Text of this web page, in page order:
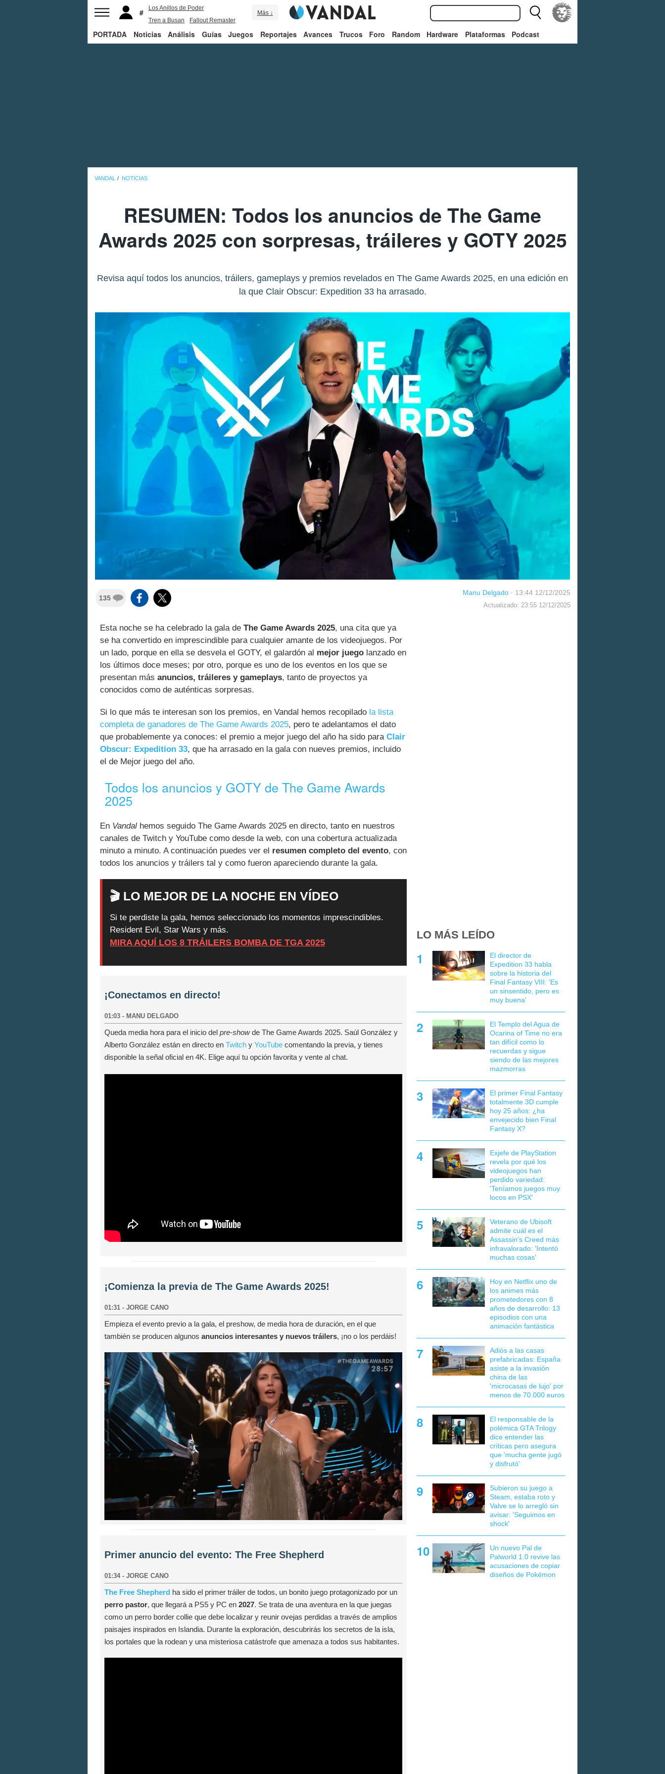
Los Anillos de Poder
Tren a Busan
Fallout Remaster
Juego de Tronos
Más ↓
PORTADA Noticias Análisis Guías Juegos Reportajes Avances Trucos Foro Random Hardware Plataformas Podcast
VANDAL NOTICIAS
RESUMEN: Todos los anuncios de The Game
Awards 2025 con sorpresas, tráileres y GOTY 2025
Revisa aquí todos los anuncios, tráilers, gameplays y premios revelados en The Game Awards 2025, en una edición en
la que Clair Obscur: Expedition 33 ha arrasado.
135
Manu Delgado · 13:44 12/12/2025
Actualizado: 23:55 12/12/2025
Esta noche se ha celebrado la gala de The Game Awards 2025, una cita que ya
se ha convertido en imprescindible para cualquier amante de los videojuegos. Por
un lado, porque en ella se desvela el GOTY, el galardón al mejor juego lanzado en
los últimos doce meses; por otro, porque es uno de los eventos en los que se
presentan más anuncios, tráileres y gameplays, tanto de proyectos ya
conocidos como de auténticas sorpresas.
Si lo que más te interesan son los premios, en Vandal hemos recopilado la lista
completa de ganadores de The Game Awards 2025, pero te adelantamos el dato
que probablemente ya conoces: el premio a mejor juego del año ha sido para Clair
Obscur: Expedition 33, que ha arrasado en la gala con nueves premios, incluido
el de Mejor juego del año.
Todos los anuncios y GOTY de The Game Awards
2025
En Vandal hemos seguido The Game Awards 2025 en directo, tanto en nuestros
canales de Twitch y YouTube como desde la web, con una cobertura actualizada
minuto a minuto. A continuación puedes ver el resumen completo del evento, con
todos los anuncios y tráilers tal y como fueron apareciendo durante la gala.
🎬 LO MEJOR DE LA NOCHE EN VÍDEO
Si te perdiste la gala, hemos seleccionado los momentos imprescindibles.
Resident Evil, Star Wars y más.
MIRA AQUÍ LOS 8 TRÁILERS BOMBA DE TGA 2025
¡Conectamos en directo!
01:03 - MANU DELGADO
Queda media hora para el inicio del pre-showde The Game Awards 2025. Saúl González y
Alberto González están en directo en Twitch y YouTube comentando la previa, y tienes
disponible la señal oficial en 4K. Elige aquí tu opción favorita y vente al chat.
¡Comienza la previa de The Game Awards 2025!
01:31 - JORGE CANO
Empieza el evento previo a la gala, el preshow, de media hora de duración, en el que
también se producen algunos anuncios interesantes y nuevos tráilers, ¡no o los perdáis!
Primer anuncio del evento: The Free Shepherd
01:34 - JORGE CANO
The Free Shepherd ha sido el primer tráiler de todos, un bonito juego protagonizado por un
perro pastor, que llegará a PS5 y PC en 2027. Se trata de una aventura en la que juegas
como un perro border collie que debe localizar y reunir ovejas perdidas a través de amplios
paisajes inspirados en Islandia. Durante la exploración, descubrirás los secretos de la isla,
los portales que la rodean y una misteriosa catástrofe que amenaza a todos sus habitantes.
LO MÁS LEÍDO
El director de
Expedition 33 habla
sobre la historia del
Final Fantasy VIII: 'Es
un sinsentido, pero es
muy buena'
El Templo del Agua de
Ocarina of Time no era
tan difícil como lo
recuerdas y sigue
siendo de las mejores
mazmorras
El primer Final Fantasy
totalmente 3D cumple
hoy 25 años: ¿ha
envejecido bien Final
Fantasy X?
Exjefe de PlayStation
revela por qué los
videojuegos han
perdido variedad:
'Teníamos juegos muy
locos en PSX'
Veterano de Ubisoft
admite cuál es el
Assassin's Creed más
infravalorado: 'Intentó
muchas cosas'
Hoy en Netflix uno de
los animes más
prometedores con 8
años de desarrollo: 13
episodios con una
animación fantástica
Adiós a las casas
prefabricadas: España
asiste a la invasión
china de las
'microcasas de lujo' por
menos de 70.000 euros
El responsable de la
polémica GTA Trilogy
dice entender las
críticas pero asegura
que 'mucha gente jugó
y disfrutó'
Subieron su juego a
Steam, estaba roto y
Valve se lo arregló sin
avisar: 'Seguimos en
shock'
Un nuevo Pal de
Palworld 1.0 revive las
acusaciones de copiar
diseños de Pokémon